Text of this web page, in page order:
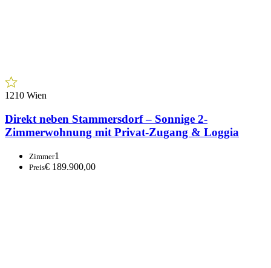
1210 Wien
Direkt neben Stammersdorf – Sonnige 2-
Zimmerwohnung mit Privat-Zugang & Loggia
Zimmer1
Preis€ 189.900,00